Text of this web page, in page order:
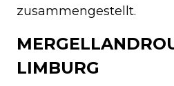
zusammengestellt.
LIMBURG